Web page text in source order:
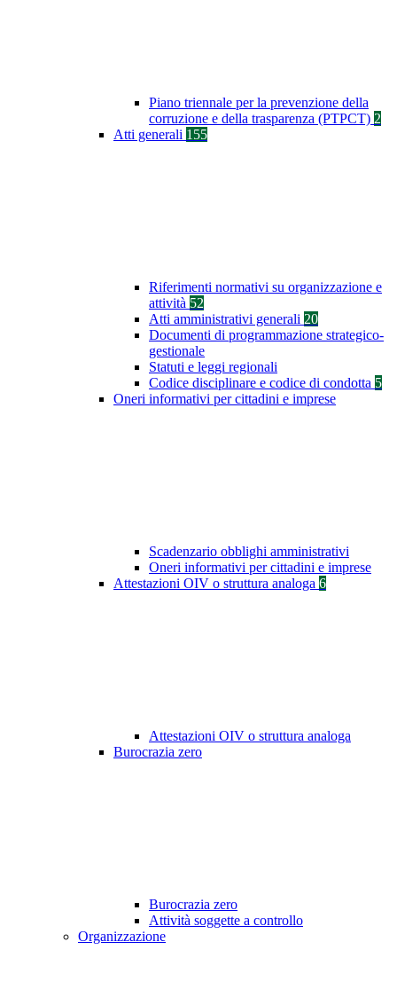
Piano triennale per la prevenzione della
corruzione e della trasparenza (PTPCT) 2
Atti generali 155
Riferimenti normativi su organizzazione e
attività 52
Atti amministrativi generali 20
Documenti di programmazione strategico-
gestionale
Statuti e leggi regionali
Codice disciplinare e codice di condotta 5
Oneri informativi per cittadini e imprese
Scadenzario obblighi amministrativi
Oneri informativi per cittadini e imprese
Attestazioni OIV o struttura analoga 6
Attestazioni OIV o struttura analoga
Burocrazia zero
Burocrazia zero
Attività soggette a controllo
Organizzazione